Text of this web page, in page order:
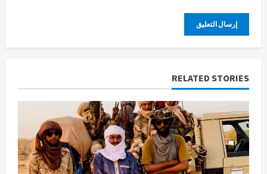
RELATED STORIES